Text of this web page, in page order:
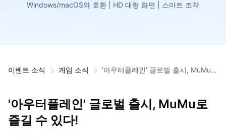
Windows/macOS와 호환 | HD 대형 화면 | 스마트 조작
이벤트 소식 게임 소식
'아우터플레인' 글로벌 출시, MuMu로
'아우터플레인' 글로벌 출시, MuMu로
즐길 수 있다!